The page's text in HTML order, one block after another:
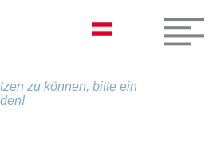
zu können, bitte ein